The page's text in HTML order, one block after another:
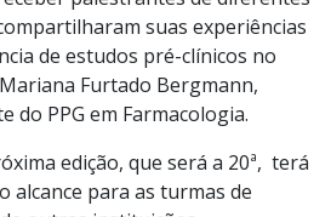
suas experiências
de estudos pré-clínicos no
Furtado Bergmann,
do PPG em Farmacologia.
edição, que será a 20ª, terá
alcance para as turmas de